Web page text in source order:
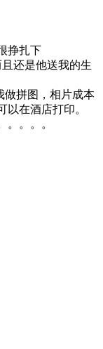
挣扎下
还是他送我的生
做拼图，相片成本
以在酒店打印。
。。。。